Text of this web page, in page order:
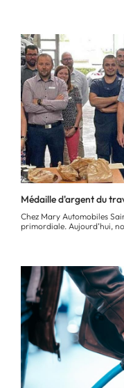
Médaille d'argent du
Chez Mary Automobiles
primordiale. Aujourd’hui,